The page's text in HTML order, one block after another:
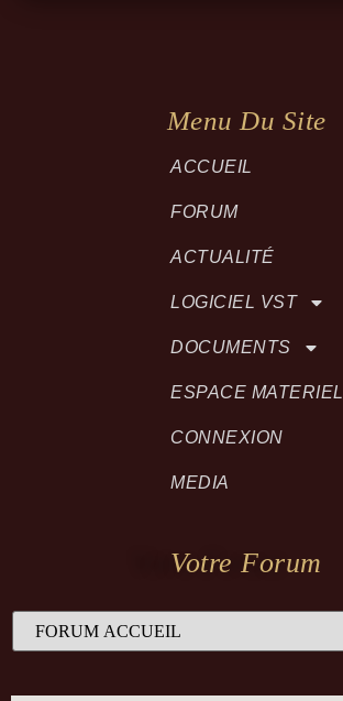
Menu Du Site
ACCUEIL
FORUM
ACTUALITÉ
LOGICIEL VST
DOCUMENTS
ESPACE MATERIEL
CONNEXION
MEDIA
Votre Forum